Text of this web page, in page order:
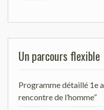
Un parcours flexible
Programme détaillé 1e
rencontre de l’homme”